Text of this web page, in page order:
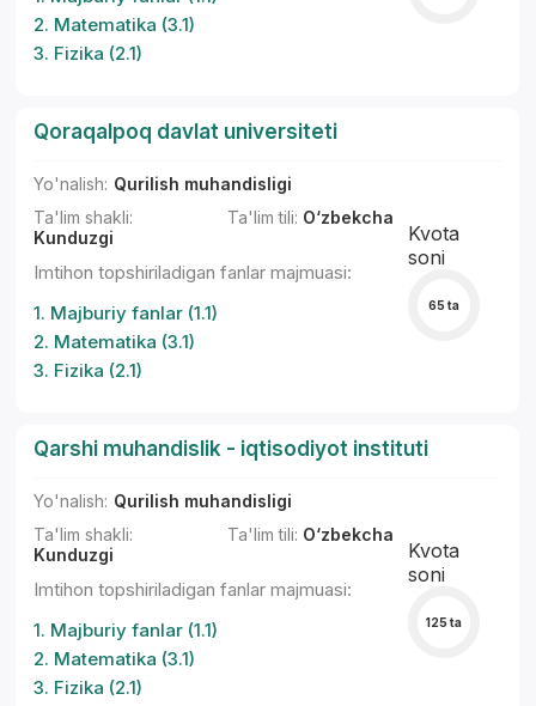
*
2. Matematika (3.1)
3. Fizika (2.1)
Qoraqalpoq davlat universiteti
Yo'nalish: Qurilish muhandisligi
Ta'lim shakli:
Kunduzgi
Ta'lim tili: O‘zbekcha
Imtihon topshiriladigan fanlar majmuasi:
1. Majburiy fanlar (1.1)
2. Matematika (3.1)
3. Fizika (2.1)
Kvota
soni
65 ta
Qarshi muhandislik - iqtisodiyot instituti
Yo'nalish: Qurilish muhandisligi
Ta'lim shakli:
Kunduzgi
Ta'lim tili: O‘zbekcha
Imtihon topshiriladigan fanlar majmuasi:
1. Majburiy fanlar (1.1)
2. Matematika (3.1)
3. Fizika (2.1)
Kvota
soni
125 ta